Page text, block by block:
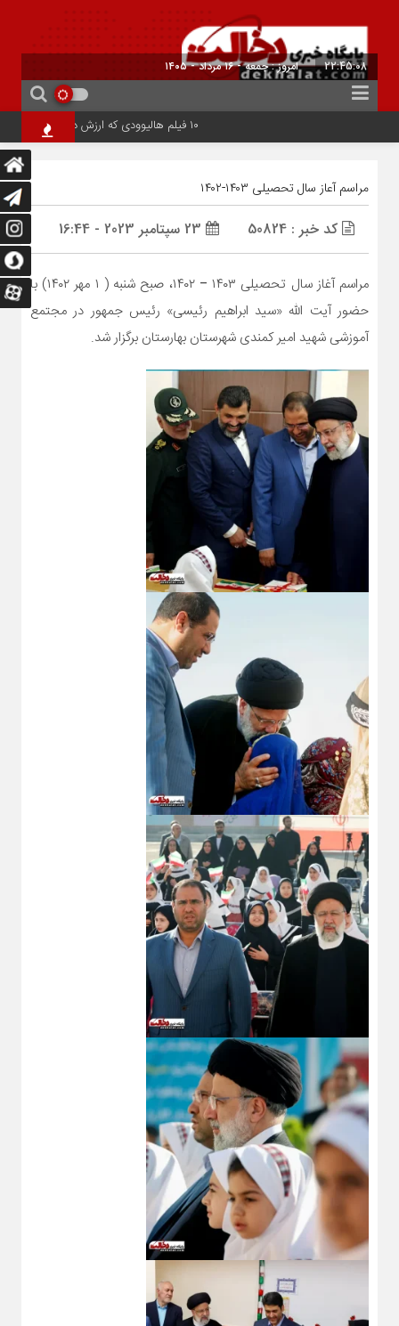
22:45:08 امروز : جمعه - ۱۶ مرداد - ۱۴۰۵
مراسم آعاز سال تحصیلی ۱۴۰۳-۱۴۰۲
کد خبر : 50824
مراسم آغاز سال تحصیلی ۱۴۰۳ – ۱۴۰۲، صبح شنبه ( ۱ مهر ۱۴۰۲) با
حضور آیت الله «سید ابراهیم رئیسی» رئیس جمهور در مجتمع
آموزشی شهید امیر کمندی شهرستان بهارستان برگزار شد.